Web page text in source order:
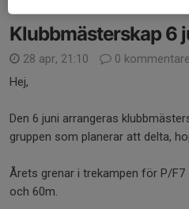
Klubbmästerskap 6
28 apr, 21:10
0
Hej,
Den 6 juni arrangeras
gruppen som planerar att delta,
Årets grenar i trekampen för P/F7
och 60m.